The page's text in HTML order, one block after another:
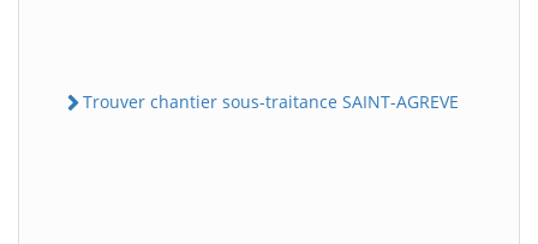
Trouver chantier sous-traitance SAINT-AGREVE